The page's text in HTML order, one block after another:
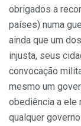
obrigados a
países) numa
ainda que um
injusta, seus
convocação
mesmo um
obediência a ele
qualquer